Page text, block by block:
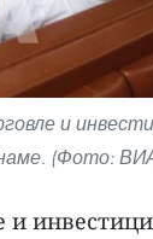
и
(Фото:
и